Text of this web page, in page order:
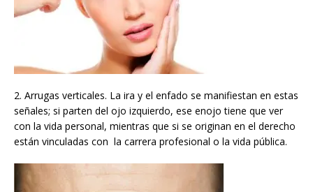
2. Arrugas verticales. La ira y el enfado se manifiestan en estas
señales; si parten del ojo izquierdo, ese enojo tiene que ver
con la vida personal, mientras que si se originan en el derecho
están vinculadas con la carrera profesional o la vida pública.